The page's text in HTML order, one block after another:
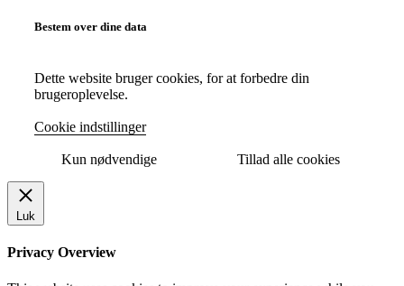
Bestem over dine data
Dette website bruger cookies, for at forbedre din
brugeroplevelse.
Cookie indstillinger
Kun nødvendige Tillad alle cookies
Luk
Privacy Overview